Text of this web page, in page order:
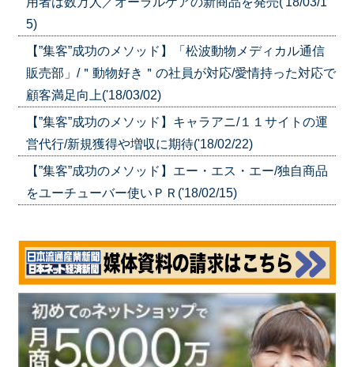
5)
【”集客”成功のメソッド】「松波動物メディカル通信
販売部」/＂動物好き＂の社員が対応/愛情持った対応で
顧客満足向上('18/03/02)
【”集客”成功のメソッド】キャラアニ/１１サイトの運
営代行/新規獲得や増収に期待('18/02/22)
【”集客”成功のメソッド】エー・エス・エー/独自商品
をユーチューバー使いＰＲ('18/02/15)